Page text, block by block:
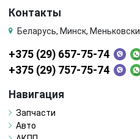
Контакты
Беларусь, Минск,
+375 (29) 657-75-74
+375 (29) 757-75-74
Навигация
Запчасти
Авто